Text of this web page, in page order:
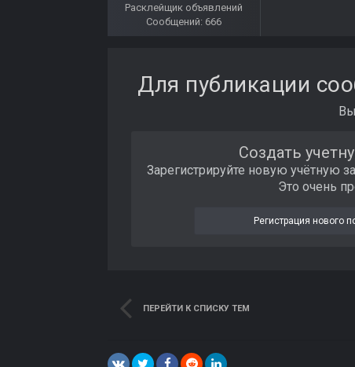
Расклейщик объявлений
Сообщений: 666
Для публикации
Создать
Зарегистрируйте новую учётную
Это очень
Регистрация нового
ПЕРЕЙТИ К СПИСКУ ТЕМ